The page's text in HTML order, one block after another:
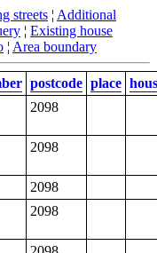
streets ¦ Additional
¦ Existing house
¦ Area boundary
postcode place
2098
2098
2098
2098